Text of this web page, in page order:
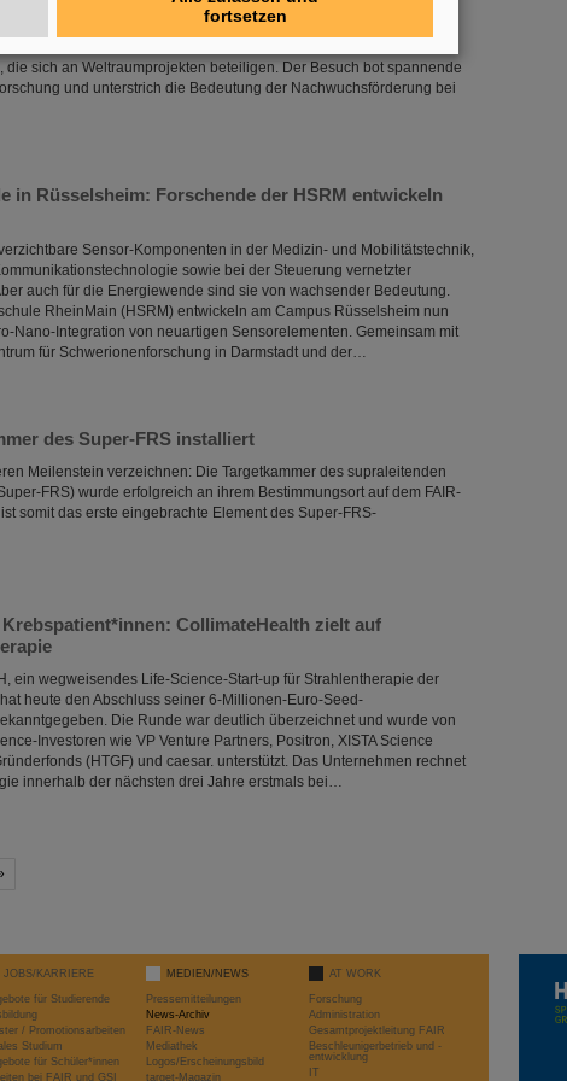
2026 begrüßte GSI/FAIR vor Kurzem 200 Studierende aus
und Ingenieurwissenschaften auf dem Campus in Darmstadt. Der
die sich an Weltraumprojekten beteiligen. Der Besuch bot spannende
und unterstrich die Bedeutung der Nachwuchsförderung bei
in Rüsselsheim: Forschende der HSRM entwickeln
Sensor-Komponenten in der Medizin- und Mobilitätstechnik,
sowie bei der Steuerung vernetzter
auch für die Energiewende sind sie von wachsender Bedeutung.
RheinMain (HSRM) entwickeln am Campus Rüsselsheim nun
Nano-Integration von neuartigen Sensorelementen. Gemeinsam mit
für Schwerionenforschung in Darmstadt und der…
des Super-FRS installiert
Meilenstein verzeichnen: Die Targetkammer des supraleitenden
FRS) wurde erfolgreich an ihrem Bestimmungsort auf dem FAIR-
somit das erste eingebrachte Element des Super-FRS-
CollimateHealth zielt auf
ein wegweisendes Life-Science-Start-up für Strahlentherapie der
heute den Abschluss seiner 6-Millionen-Euro-Seed-
Die Runde war deutlich überzeichnet und wurde von
Investoren wie VP Venture Partners, Positron, XISTA Science
(HTGF) und caesar. unterstützt. Das Unternehmen rechnet
innerhalb der nächsten drei Jahre erstmals bei…
JOBS/KARRIERE
für Studierende
/ Promotionsarbeiten
Studium
für Schüler*innen
bei FAIR und GSI
MEDIEN/NEWS
Pressemitteilungen
News-Archiv
FAIR-News
Mediathek
Logos/Erscheinungsbild
target-Magazin
AT WORK
Forschung
Administration
Gesamtprojektleitung FAIR
Beschleunigerbetrieb und -
entwicklung
IT
fortsetzen